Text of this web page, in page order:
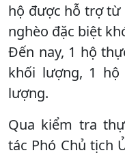
hộ được hỗ trợ
nghèo đặc biệt
Đến nay, 1 hộ
khối lượng, 1
lượng.
Qua kiểm tra
tác Phó Chủ tịch